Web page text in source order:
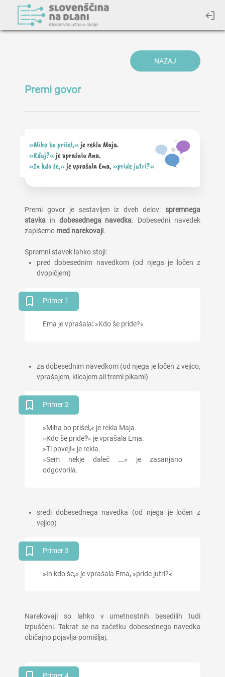
NAZAJ
Premi govor
Premi govor je sestavljen iz dveh delov: spremnega
stavka in dobesednega navedka. Dobesedni navedek
zapišemo med narekovaji.
Spremni stavek lahko stoji:
pred dobesednim navedkom (od njega je ločen z
dvopičjem)
Primer 1
Ema je vprašala: »Kdo še pride?«
za dobesednim navedkom (od njega je ločen z vejico,
vprašajem, klicajem ali tremi pikami)
Primer 2
»Miha bo prišel ,« je rekla Maja.
»Kdo še pride?« je vprašala Ema.
»Ti povej!« je rekla.
»Sem nekje daleč ...« je zasanjano
odgovorila.
sredi dobesednega navedka (od njega je ločen z
vejico)
Primer 3
»In kdo še,« je vprašala Ema, »pride jutri?«
Narekovaji so lahko v umetnostnih besedilih tudi
izpuščeni. Takrat se na začetku dobesednega navedka
običajno pojavlja pomišljaj.